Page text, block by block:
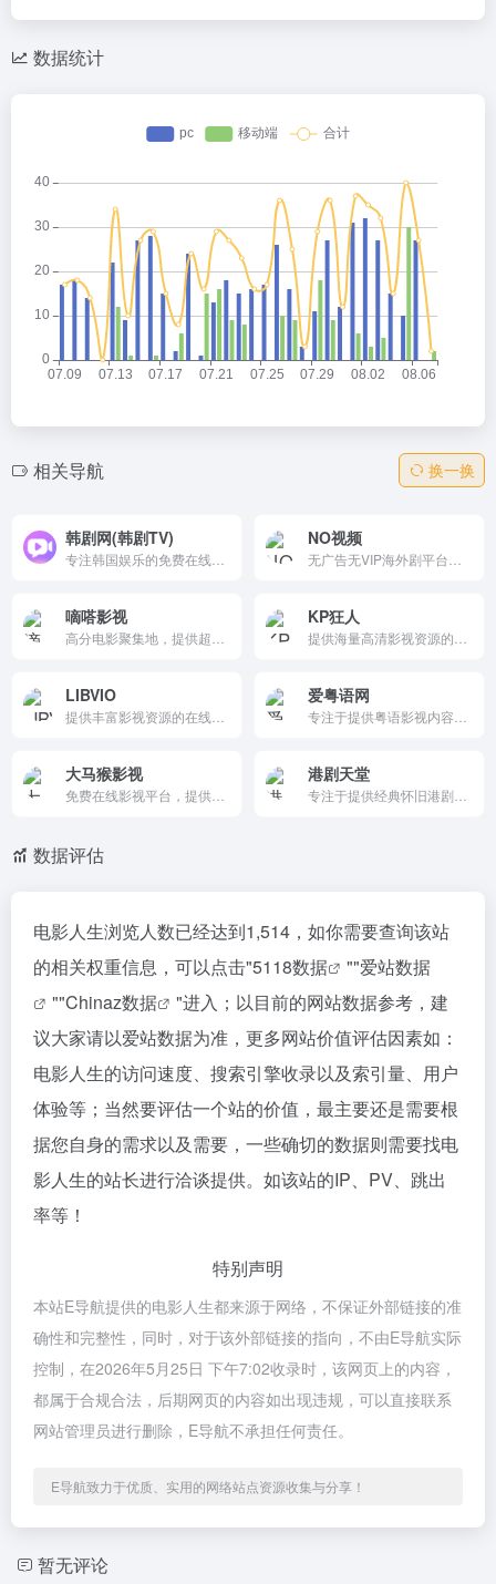
数据统计
相关导航 换一换
韩剧网(韩剧TV) NO视频
嘀嗒影视 KP狂人
LIBVIO 爱粤语网
大马猴影视 港剧天堂
数据评估
电影人生浏览人数已经达到1,514，如你需要查询该站
的相关权重信息，可以点击"5118数据 ""爱站数据
""Chinaz数据
"进入；以目前的网站数据参考，建
议大家请以爱站数据为准，更多网站价值评估因素如：
电影人生的访问速度、搜索引擎收录以及索引量、用户
体验等；当然要评估一个站的价值，最主要还是需要根
据您自身的需求以及需要，一些确切的数据则需要找电
影人生的站长进行洽谈提供。如该站的IP、PV、跳出
率等！
特别声明
本站E导航提供的电影人生都来源于网络，不保证外部链接的准
确性和完整性，同时，对于该外部链接的指向，不由E导航实际
控制，在2026年5月25日 下午7:02收录时，该网页上的内容，
都属于合规合法，后期网页的内容如出现违规，可以直接联系
网站管理员进行删除，E导航不承担任何责任。
E导航致力于优质、实用的网络站点资源收集与分享！
暂无评论